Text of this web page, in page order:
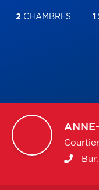
2 CHAMBRES 1